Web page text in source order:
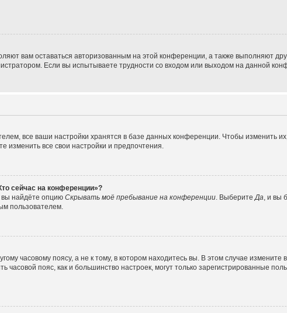
вам оставаться авторизованным на этой конференции, а также выполняют
Если вы испытываете трудности со входом или выходом на данной
все ваши настройки хранятся в базе данных конференции. Чтобы изменить
изменить все свои настройки и предпочтения.
сейчас на конференции»?
вы найдёте опцию Скрывать моё пребывание на конференции. ВыберитеДа, и вы
пользователем.
часовому поясу, а не к тому, в котором находитесь вы. В этом случае измените
часовой пояс, как и большинство настроек, могут только зарегистрированные